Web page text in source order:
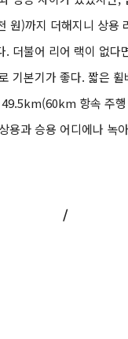
원)까지 더해지니 상용
. 더불어 리어 랙이 없다
기본기가 좋다. 짧은
항속 주
용과 승용 어디에나 녹
/